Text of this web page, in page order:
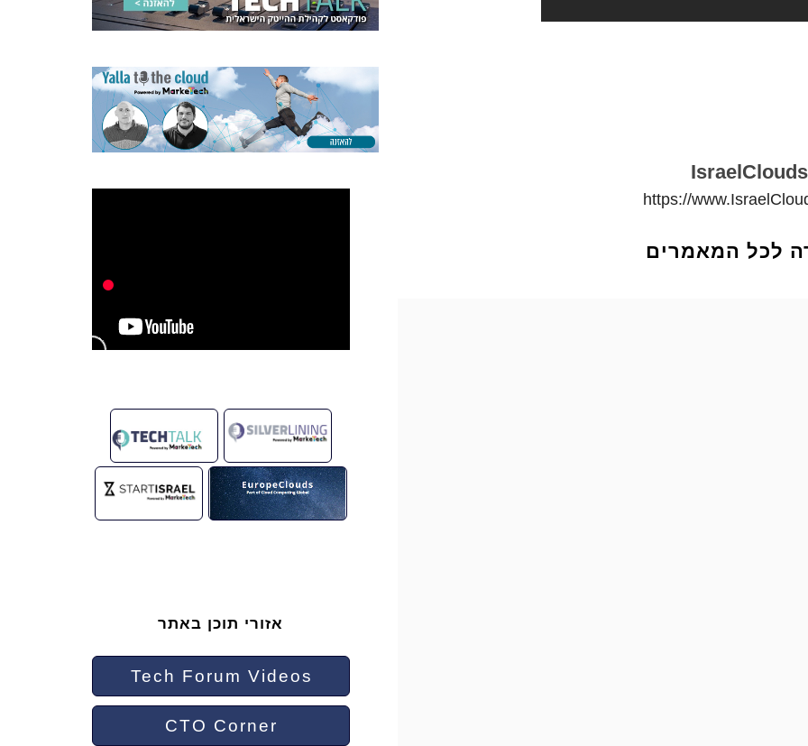
אזורי תוכן באתר
Tech Forum Videos
CTO Corner
IsraelClouds
https://
לכל המאמרים